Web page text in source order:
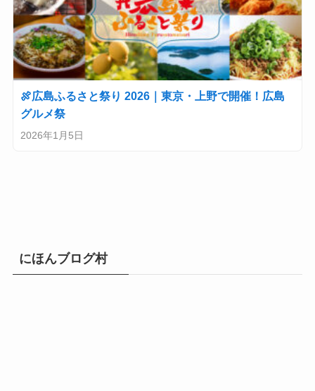
🍖広島ふるさと祭り 2026｜東京・上野で開催！広島
グルメ祭
2026年1月5日
にほんブログ村